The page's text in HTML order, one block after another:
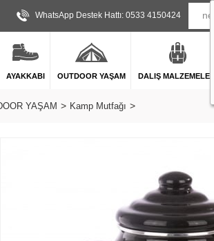
WhatsApp Destek Hattı: 0533 4150424
AYAKKABI OUTDOOR YAŞAM DALIŞ MALZEMELERİ
YAŞAM Kamp Mutfağı